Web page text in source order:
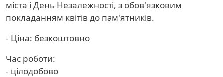
міста і День Незалежності, з обов'язковим
покладанням квітів до пам'ятників.
- Ціна: безкоштовно
Час роботи:
- цілодобово